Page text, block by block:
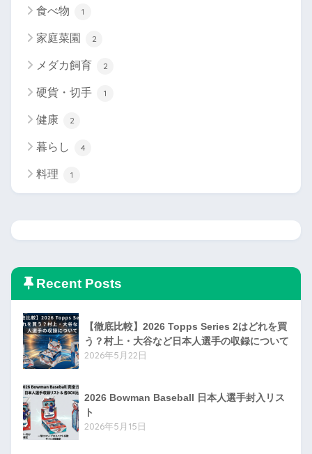
食べ物 1
家庭菜園 2
メダカ飼育 2
硬貨・切手 1
健康 2
暮らし 4
料理 1
Recent Posts
【徹底比較】2026 Topps Series 2はどれを買
う？村上・大谷など日本人選手の収録について
2026年5月22日
2026 Bowman Baseball 日本人選手封入リス
ト
2026年5月15日